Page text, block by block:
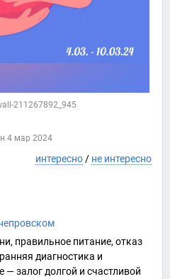
211267892_945
4 мар 2024
интересно / не интересно
правильное питание, отказ
диагностика и
— залог долгой и счастливой